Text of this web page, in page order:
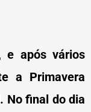
e após vários
a Primavera
No final do dia